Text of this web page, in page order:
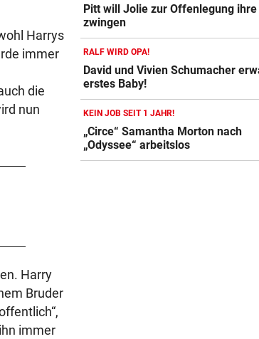
Harrys
immer
die
nun
Harry
Bruder
immer
Pitt will Jolie zur Offenlegung ihre
zwingen
RALF WIRD OPA!
David und Vivien Schumacher
erstes Baby!
KEIN JOB SEIT 1 JAHR!
„Circe“ Samantha Morton nach
„Odyssee“ arbeitslos